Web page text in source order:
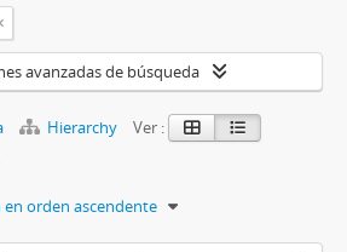
avanzadas de búsqueda
Hierarchy
Ver :
en orden ascendente